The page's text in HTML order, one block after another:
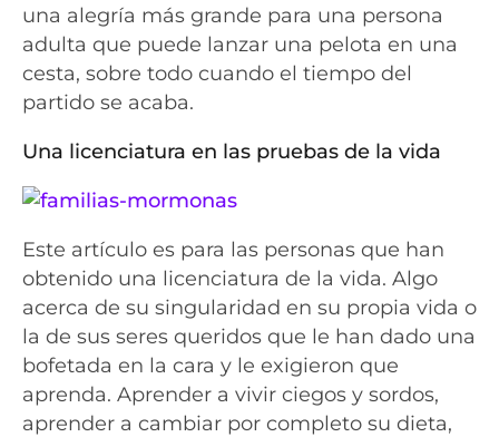
una alegría más grande para una persona
adulta que puede lanzar una pelota en una
cesta, sobre todo cuando el tiempo del
partido se acaba.
Una licenciatura en las pruebas de la vida
Este artículo es para las personas que han
obtenido una licenciatura de la vida. Algo
acerca de su singularidad en su propia vida o
la de sus seres queridos que le han dado una
bofetada en la cara y le exigieron que
aprenda. Aprender a vivir ciegos y sordos,
aprender a cambiar por completo su dieta,